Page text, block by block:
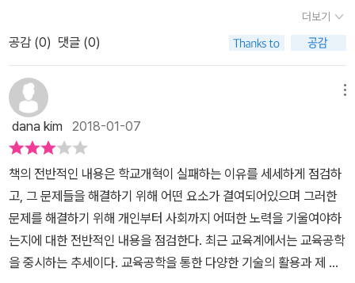
가진 실행의 힘과 역량이 변화의 잣대가 된다. 풀란은 ‘개혁가들의 집
념’이 계획에서 실패하는 주요 이유라고 말한다. 바뀌어야 한다는 개
불일치하기 때문이다. “계획이 실행자들을 위한 것이라는 사실을 깨
닫는 순간 변화의 현상학을 참여자 중심으로 옮긴 것”(160쪽)이다.
무엇보다 계획이란 실행자를 “빠져들게 하는 것”이어야 하지 계획자
의 주장이어서는 안 된다. 교사집단을 독소로 보기보다는 해독제로
보아야 사회-학교-개인, 개인-학교-사회의 공진화는 가능하다. 그동
안의 학교개혁이 실패한 주요요인의 하나는 교사를 개혁의 대상으로
지목했던 탓이 크다. 그와 같은 시각은 풀란이 말하는 중요한 정보원
을 놓치는 일이다. “현장의 실행자들은 정책입안자들이 갖지 못한 정
보를 갖고 있다. 리더들이 연대와 협력의 문화를 통해 현장과 소통하
개혁에대한 필요성이 대두되고 있다고 있다고 생각한다.우리나라의
교육제도가위기라고 하면서 명확한 대안을 제시하지 못하고 허둥대
는 것은 어떤 이유 때문일까?저자는 교육혁신을위하여 필연적을 수
반되는 위기의식 혹은 위기는 혁신의 기회를 가져다 줄 수 있지만, 해
결 전략이 들어있지는않다는 점(p28)을 들며 하향식 변화 혹은 상향
식 변화의 한계점에 대하여 이야기를 하면서 절충안으로실천에 초점
을 맞춘 “결과지향적인 역량구축”을 대하여 이야기하고 있다.또한 개
혁을 위하여 당사자들의 헌신을 이끌어내기 위한 방법으로, 의미의
공유와 함께 개혁에 대한 깊은 성찰과 실천에 대한 구체적인 계획 및
목표 설정이 제시되어야 한다고 하며, 성공적인 변화의 과정으로 ‘실
행’을중시하고 있다. 지속적이고 효과적인 변화프로세스는 주인의식
을 구축하는 과정이라고 말하고있으며, 집단의 역량강화에 투자하여
공동체가 되기 위해서는 성찰적 대화, 실행을 통해 배운 내용의 공유,
공동체 전체가 학생의 학습에 초점두기, 협업, 규범과 가치의 공유가
그것이다. p206일선 학교뿐만 아니라 예술교육 현장에서도 학습공
동체를 구성해서 협업을 연구하고 실행을 계획하고 있습니다. 목표
의 공유로부터 실력을 통한 계획 그리고 실행에서 피드백까지 많은
부분을 노력하고 있습니다. 선생님들의 노력을 지속적으로 어떻게 담
보하느냐가 관건이라고 생각됩니다. 학생부분에서는 '모든 교육의
성공 여부는 학생의 정서적, 지적 지지를 이끌어 내느냐 못하느냐에
달렸다.'라는 문장에 눈이 띄었습니다. 아, 이 부분을 내가 하반기에
못했었구나 싶어서 자책이 들었습니다. 이론상의 지식뿐만 아니라 학
생들의 발달 정도에 맞는 감정까지 고민했어야 했는데 말이죠. 바람
직한 학교 문화는 학생의 학업성취도 향상을 주요 목표로 한 협업과
성되어있다. 가장 앞은 교육변화에 대한 이야기다. 교육변화의 역사
와 의미, 그리고 변화프로세스에 대한 통찰을 다루며 본격적인 내용
한 이야기를 마친 후, 이야기의 주제는 교육주체로 넘어간다. 교사, 교
장, 학생 등 개인적 차원부터 정부, 지자체 등의 공적차원까지 교육에
직·간접적으로 참여하는 모든 주체들을 다룬다. 이들에 대한 이야기
를 마치면 저자는 교육변화의 미래를 말하며 글을 맺는다. 전문적인
글일뿐더러 분량도 상당하기 때문에 독서에 있어 어려움이 있을 수도
있다. 하지만 저자는 이를 해결하기 위해 다양한 실제 사례들을 인용
했으며, 자신의 주장을 일관성 있고 확고하게 주장한다. 그러니 딱딱
해 보이는 표지와 두꺼운 분량만 보고 독서를 포기하지 않았으면 한
다. 저자가 주장하는 교육개혁은 현실적인 요소를 충분히 고려한다.
것'과 '하는 것'의 차이는 천지(天地) 차이입니다. 오죽하면 미국의
러시아 전문가인 톰 니콜스Tom Nichols는 러시아 문제에 대해 '나
도 너만큼 안다'라며 전문가인 자신에게 이러쿵저러쿵 조언하는 일반
인들이 못마땅해 『전문가와 강적들』(THE DEATH OF EXPERTI
SE)이라는 책까지 썼습니다. 이 책의 저자인 마이클 풀란(Michael
Fullan)은 캐나다 교육개혁 전문가입니다. 책 속의 그에 대한 소개를
살펴보면, 풀란은 '토론토 대학 온타리오 교육연구소 소장 및 명예교
수이며, 교육개혁 분야에 기여한 공로로 캐나다에서 훈장을 받았다.
조직 변화와 교육개혁 분야에서 세계적으로 인정받는 최고 권위자로
서 다수의 글로벌 교육 변화 프로젝트 연수·컨설팅 평가에 참여했다.
풀란은 1998-2002년 잉글랜드 '국가 문해력·수리력 향상 전략' 평
가를 4년간 주도했다. 2004년에는 온타리오 교육부 수상 및 장관의
더보기
공감 (0) 댓글 (0)
dana kim 2018-01-07
책의 전반적인 내용은 학교개혁이 실패하는 이유를 세세하게 점검하
고, 그 문제들을 해결하기 위해 어떤 요소가 결여되어있으며 그러한
문제를 해결하기 위해 개인부터 사회까지 어떠한 노력을 기울여야하
는지에 대한 전반적인 내용을 점검한다. 최근 교육계에서는 교육공학
을 중시하는 추세이다. 교육공학을 통한 다양한 기술의 활용과 제 4